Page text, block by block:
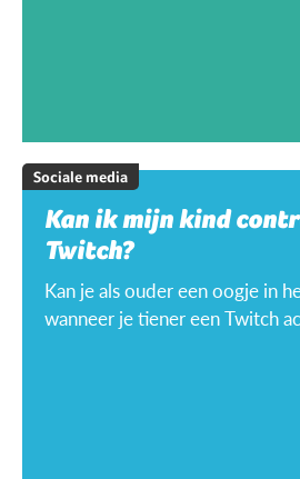
Sociale media
Kan ik mijn kind
Twitch?
Kan je als ouder een oogje in
wanneer je tiener een Twitch